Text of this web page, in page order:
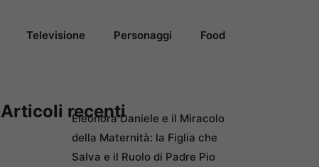
Televisione Personaggi Food
Articoli recentiEleonora Daniele e il Miracolo
della Maternità: la Figlia che
Salva e il Ruolo di Padre Pio